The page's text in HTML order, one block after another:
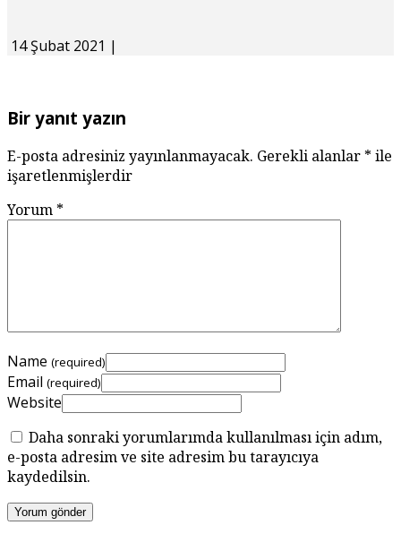
14 Şubat 2021 |
Bir yanıt yazın
E-posta adresiniz yayınlanmayacak. Gerekli alanlar * ile
işaretlenmişlerdir
Yorum *
Name (required)
Email (required)
Website
Daha sonraki yorumlarımda kullanılması için adım,
e-posta adresim ve site adresim bu tarayıcıya
kaydedilsin.